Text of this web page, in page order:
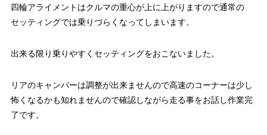
四輪アライメントはクルマの重心が上に上がりますので通常の
セッティングでは乗りづらくなってしまいます。
出来る限り乗りやすくセッティングをおこないました。
リアのキャンバーは調整が出来ませんので高速のコーナーは少し
怖くなるかも知れませんので確認しながら走る事をお話し作業完
了です。